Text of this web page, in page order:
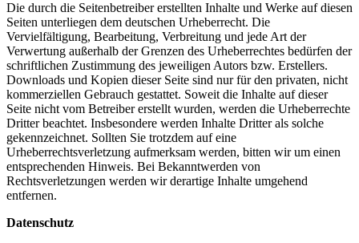
Die durch die Seitenbetreiber erstellten Inhalte und Werke auf diesen
Seiten unterliegen dem deutschen Urheberrecht. Die
Vervielfältigung, Bearbeitung, Verbreitung und jede Art der
Verwertung außerhalb der Grenzen des Urheberrechtes bedürfen der
schriftlichen Zustimmung des jeweiligen Autors bzw. Erstellers.
Downloads und Kopien dieser Seite sind nur für den privaten, nicht
kommerziellen Gebrauch gestattet. Soweit die Inhalte auf dieser
Seite nicht vom Betreiber erstellt wurden, werden die Urheberrechte
Dritter beachtet. Insbesondere werden Inhalte Dritter als solche
gekennzeichnet. Sollten Sie trotzdem auf eine
Urheberrechtsverletzung aufmerksam werden, bitten wir um einen
entsprechenden Hinweis. Bei Bekanntwerden von
Rechtsverletzungen werden wir derartige Inhalte umgehend
entfernen.
Datenschutz